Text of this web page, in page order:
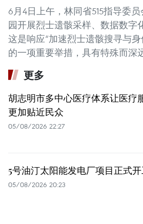
6月4日上午，林同省515指导委
园开展烈士遗骸采样、数据数字
这是响应“加速烈士遗骸搜寻与
的一项重要举措，具有特殊而深
更多
胡志明市多中心医疗体系让医疗
更加贴近民众
05/08/2026 22:27
5号油汀太阳能发电厂项目正式
05/08/2026 20:23